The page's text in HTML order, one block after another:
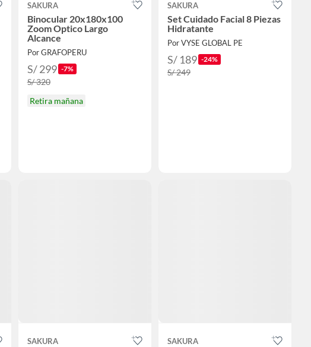
SAKURA
Binocular 20x180x100
Zoom Optico Largo
Alcance
Por GRAFOPERU
S/ 299 -7%
S/ 320
Retira mañana
SAKURA
Set Cuidado Facial 8 Piezas
Hidratante
Por VYSE GLOBAL PE
S/ 189 -24%
S/ 249
SAKURA SAKURA